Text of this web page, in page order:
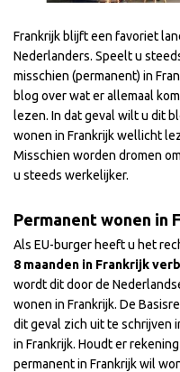
Frankrijk blijft een favoriet
Nederlanders. Speelt u
misschien (permanent) in
blog over wat er allemaal
lezen. In dat geval wilt u dit
wonen in Frankrijk wellicht
Misschien worden dromen
u steeds werkelijker.
Permanent wonen in
Als EU-burger heeft u het
8 maanden in Frankrijk
wordt dit door de
wonen in Frankrijk. De
dit geval zich uit te schrijven
in Frankrijk. Houdt er
permanent in Frankrijk wil